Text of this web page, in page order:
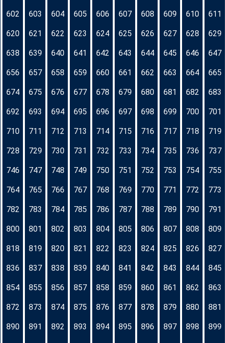
602 603 604 605 606 607 608 609 610 611
620 621 622 623 624 625 626 627 628 629
638 639 640 641 642 643 644 645 646 647
656 657 658 659 660 661 662 663 664 665
674 675 676 677 678 679 680 681 682 683
692 693 694 695 696 697 698 699 700 701
710 711 712 713 714 715 716 717 718 719
728 729 730 731 732 733 734 735 736 737
746 747 748 749 750 751 752 753 754 755
764 765 766 767 768 769 770 771 772 773
782 783 784 785 786 787 788 789 790 791
800 801 802 803 804 805 806 807 808 809
818 819 820 821 822 823 824 825 826 827
836 837 838 839 840 841 842 843 844 845
854 855 856 857 858 859 860 861 862 863
872 873 874 875 876 877 878 879 880 881
890 891 892 893 894 895 896 897 898 899